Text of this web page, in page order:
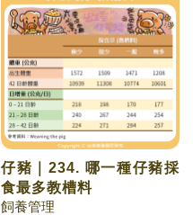
仔豬｜234. 哪一種仔豬採
食最多教槽料
飼養管理